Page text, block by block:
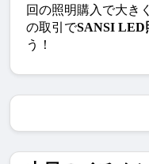
回の照明購入で大き
の取引でSANSI LED
う！